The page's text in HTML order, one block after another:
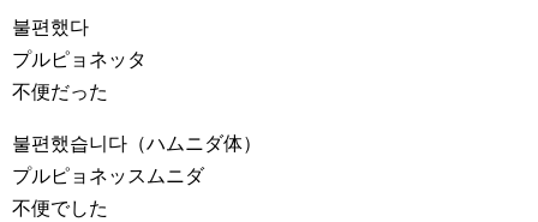
불편했다
プルピョネッタ
不便だった
불편했습니다 （ハムニダ体）
プルピョネッスムニダ
不便でした